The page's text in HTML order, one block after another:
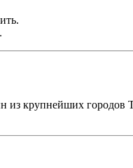
крупнейших городов